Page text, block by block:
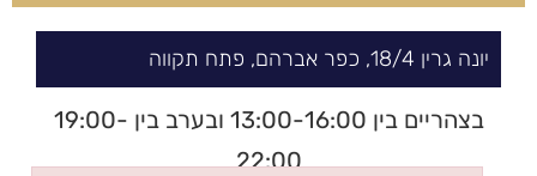
יונה גרין 4/
18, כפר אברהם, פתח תקווה
בצהריים בין 13:00-16:00 ובערב בין 19:00-
22:00